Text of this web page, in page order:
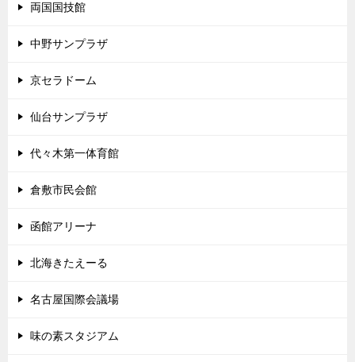
両国国技館
中野サンプラザ
京セラドーム
仙台サンプラザ
代々木第一体育館
倉敷市民会館
函館アリーナ
北海きたえーる
名古屋国際会議場
味の素スタジアム